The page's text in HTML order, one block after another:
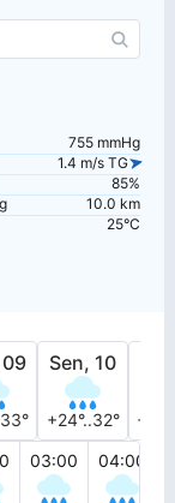
755 mmHg
1.4 m/s TG
85%
10.0 km
25°C
Sen, 10
+24°..32°
03:00 04:00